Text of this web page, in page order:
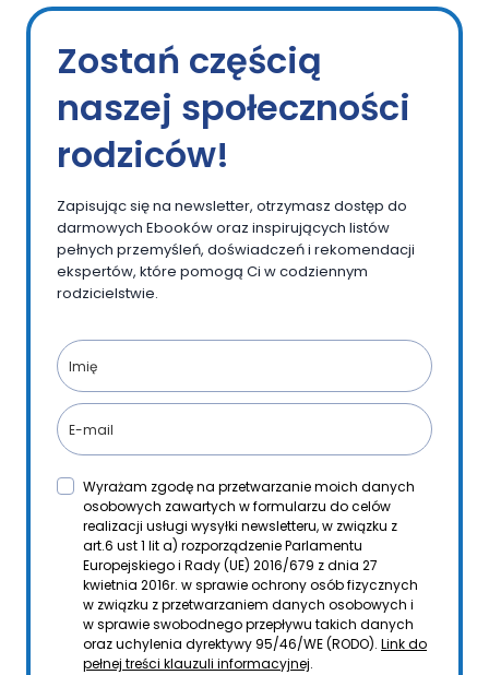
Zostań częścią
naszej społeczności
rodziców!
Zapisując się na newsletter, otrzymasz dostęp do
darmowych Ebooków oraz inspirujących listów
pełnych przemyśleń, doświadczeń i rekomendacji
ekspertów, które pomogą Ci w codziennym
rodzicielstwie.
Wyrażam zgodę na przetwarzanie moich danych
osobowych zawartych w formularzu do celów
realizacji usługi wysyłki newsletteru, w związku z
art.6 ust 1 lit a) rozporządzenie Parlamentu
Europejskiego i Rady (UE) 2016/679 z dnia 27
kwietnia 2016r. w sprawie ochrony osób fizycznych
w związku z przetwarzaniem danych osobowych i
w sprawie swobodnego przepływu takich danych
oraz uchylenia dyrektywy 95/46/WE (RODO). Link do
pełnej treści klauzuli informacyjnej.